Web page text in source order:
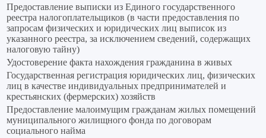
Предоставление выписки из Единого государственного
реестра налогоплательщиков (в части предоставления по
запросам физических и юридических лиц выписок из
указанного реестра, за исключением сведений, содержащих
налоговую тайну)
Удостоверение факта нахождения гражданина в живых
Государственная регистрация юридических лиц, физических
лиц в качестве индивидуальных предпринимателей и
крестьянских (фермерских) хозяйств
Предоставление малоимущим гражданам жилых помещений
муниципального жилищного фонда по договорам
социального найма